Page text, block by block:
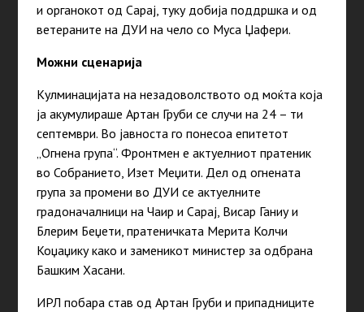
и органокот од Сарај, туку добија поддршка и од
ветераните на ДУИ на чело со Муса Џафери.
Можни сценарија
Кулминацијата на незадоволството од моќта која
ја акумулираше Артан Груби се случи на 24 – ти
септември. Во јавноста го понесоа епитетот
„Огнена група“. Фронтмен е актуелниот пратеник
во Собранието, Изет Меџити. Дел од огнената
група за промени во ДУИ се актуелните
градоначалници на Чаир и Сарај, Висар Ганиу и
Блерим Беџети, пратеничката Мерита Колчи
Коџаџику како и заменикот министер за одбрана
Башким Хасани.
ИРЛ побара став од Артан Груби и припадниците